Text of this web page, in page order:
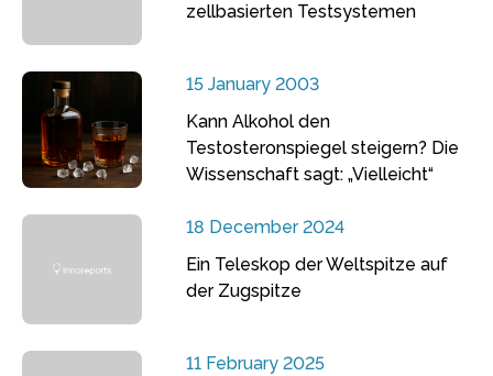
zellbasierten Testsystemen
15 January 2003
Kann Alkohol den
Testosteronspiegel steigern? Die
Wissenschaft sagt: „Vielleicht“
18 December 2024
Ein Teleskop der Weltspitze auf
der Zugspitze
11 February 2025